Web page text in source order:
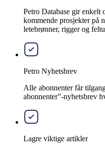
Petro Database gir enkelt
kommende prosjekter på
letebrønner, rigger og
Petro Nyhetsbrev
Alle abonnenter får
abonnenter”-nyhetsbrev
Lagre viktige artikler